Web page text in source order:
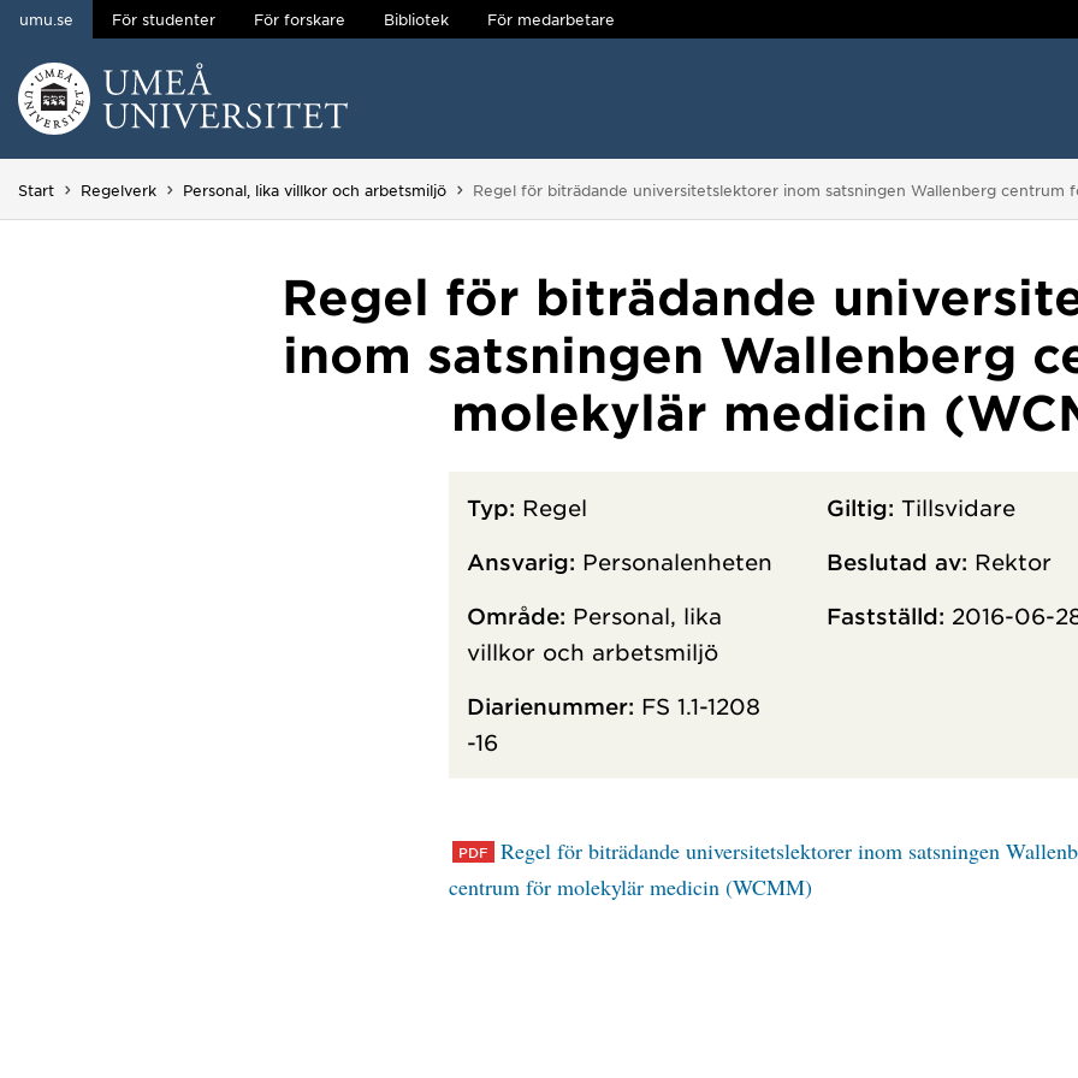
Hoppa direkt till innehållet
umu.se För studenter För forskare Bibliotek För medarbetare
Start Regelverk Personal, lika villkor och arbetsmiljö Du är här:
Regel för biträdande universitetslektorer inom satsningen Wallenberg centrum
Regel för biträdande
inom satsningen Wallenberg
molekylär medicin
Typ: Regel
Ansvarig: Personalenheten
Område: Personal, lika
villkor och arbetsmiljö
Diarienummer: FS 1.1-1208
-16
Giltig: Tillsvidare
Beslutad av: Rektor
Fastställd: 2016-06-
Regel för biträdande universitetslektorer inom satsningen
centrum för molekylär medicin (WCMM)